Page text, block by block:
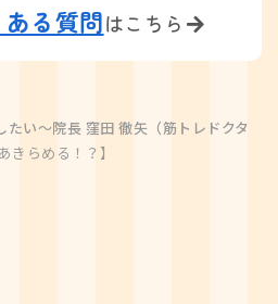
ある質問はこちら
たい〜院長 窪田 徹矢（筋トレドクタ
きらめる！？】